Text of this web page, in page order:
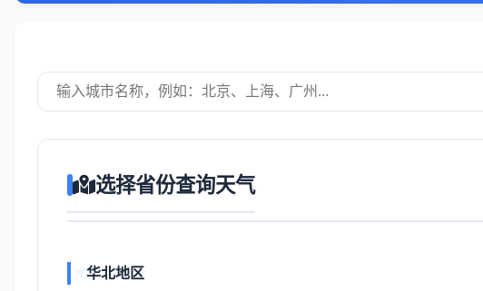
选择省份查询天气
华北地区